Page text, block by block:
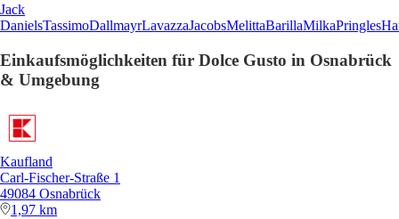
Jack
DanielsTassimoDallmayrLavazzaJacobsMelittaBarillaMilkaPringles
Einkaufsmöglichkeiten für Dolce Gusto in Osnabrück
& Umgebung
Kaufland
Carl-Fischer-Straße 1
49084 Osnabrück
1,97 km